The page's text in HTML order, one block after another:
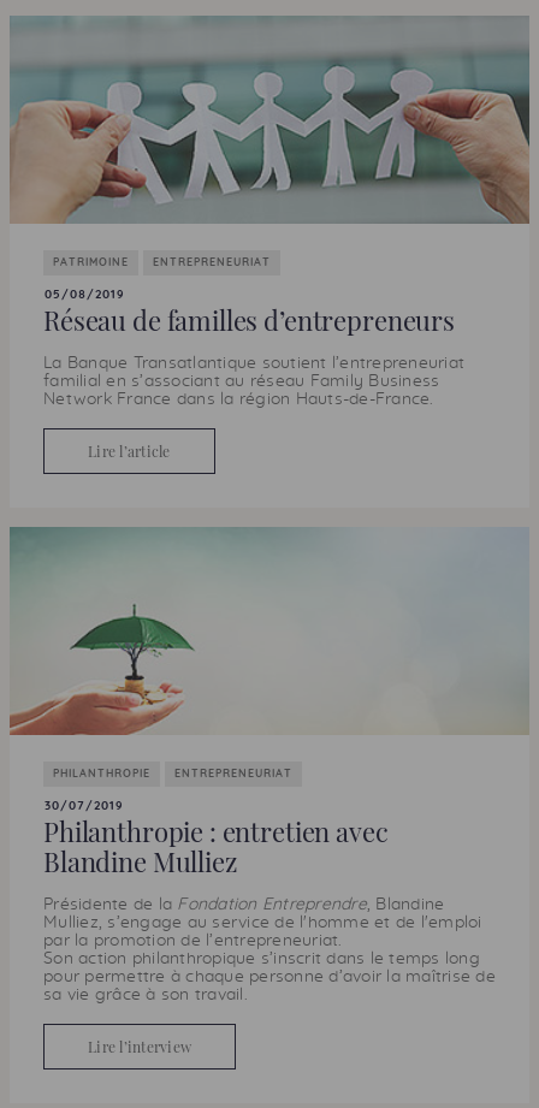
PATRIMOINE ENTREPRENEURIAT
05/08/2019
Réseau de familles d’entrepreneurs
La Banque Transatlantique soutient l’entrepreneuriat
familial en s’associant au réseau Family Business
NetworkFrance dans la région Hauts-de-France.
Lire l’article
PHILANTHROPIE ENTREPRENEURIAT
30/07/2019
Philanthropie : entretien avec
Blandine Mulliez
Présidente de la Fondation Entreprendre, Blandine
Mulliez, s’engage au service de l'homme et de l'emploi
par la promotion de l’entrepreneuriat.
Son action philanthropique s’inscrit dans le temps long
pour permettre à chaque personne d’avoir la maîtrise de
sa vie grâce à son travail.
Lire l’interview